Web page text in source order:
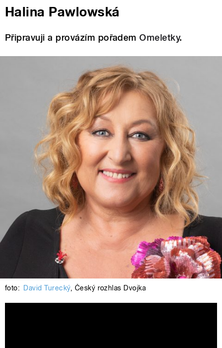
Halina Pawlowská
Připravuji a provázím pořademOmeletky.
foto: David Turecký, Český rozhlas Dvojka